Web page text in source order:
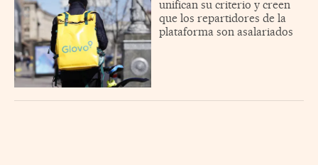
unifican su criterio y creen
que los repartidores de la
plataforma son asalariados